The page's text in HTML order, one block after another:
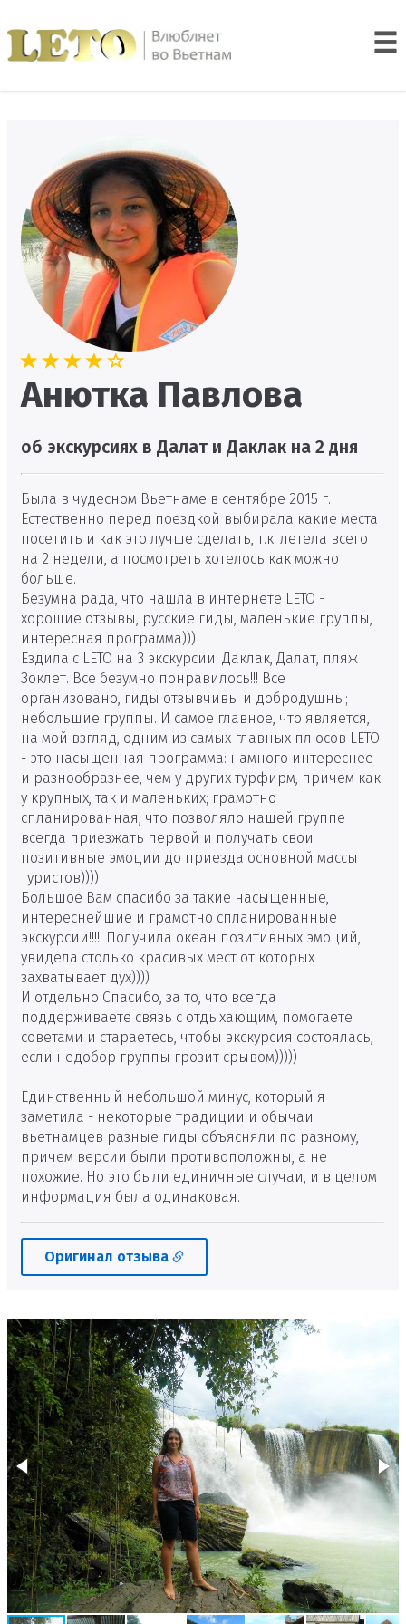
Анютка Павлова
об экскурсиях в Далат и Даклак на 2 дня
Была в чудесном Вьетнаме в сентябре 2015 г.
Естественно перед поездкой выбирала какие места
посетить и как это лучше сделать, т.к. летела всего
на 2 недели, а посмотреть хотелось как можно
больше.
Безумна рада, что нашла в интернете LETO -
хорошие отзывы, русские гиды, маленькие группы,
интересная программа)))
Ездила с LETO на 3 экскурсии: Даклак, Далат, пляж
Зоклет. Все безумно понравилось!!! Все
организовано, гиды отзывчивы и добродушны;
небольшие группы. И самое главное, что является,
на мой взгляд, одним из самых главных плюсов LETO
- это насыщенная программа: намного интереснее
и разнообразнее, чем у других турфирм, причем как
у крупных, так и маленьких; грамотно
спланированная, что позволяло нашей группе
всегда приезжать первой и получать свои
позитивные эмоции до приезда основной массы
туристов))))
Большое Вам спасибо за такие насыщенные,
интереснейшие и грамотно спланированные
экскурсии!!!!! Получила океан позитивных эмоций,
увидела столько красивых мест от которых
захватывает дух))))
И отдельно Спасибо, за то, что всегда
поддерживаете связь с отдыхающим, помогаете
советами и стараетесь, чтобы экскурсия состоялась,
если недобор группы грозит срывом)))))
Единственный небольшой минус, который я
заметила - некоторые традиции и обычаи
вьетнамцев разные гиды объясняли по разному,
причем версии были противоположны, а не
похожие. Но это были единичные случаи, и в целом
информация была одинаковая.
Оригинал отзыва